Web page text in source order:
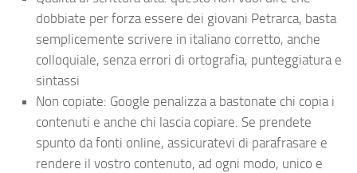
dobbiate per forza essere dei giovani Petrarca, basta
semplicemente scrivere in italiano corretto, anche
colloquiale, senza errori di ortografia, punteggiatura e
sintassi
Non copiate: Google penalizza a bastonate chi copia i
contenuti e anche chi lascia copiare. Se prendete
spunto da fonti online, assicuratevi di parafrasare e
rendere il vostro contenuto, ad ogni modo, unico e